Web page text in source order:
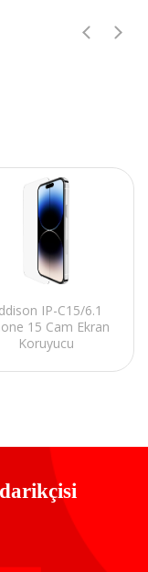
IP-C15/6.1
15 Cam Ekran
Koruyucu